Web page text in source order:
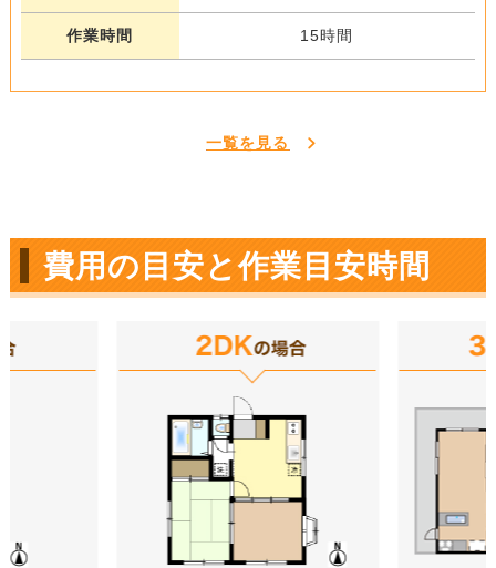
作業時間 15時間
一覧を見る
費用の目安と作業目安時間